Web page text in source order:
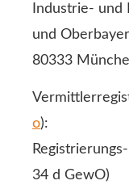
Industrie-
und
80333
o):
34 d GewO)